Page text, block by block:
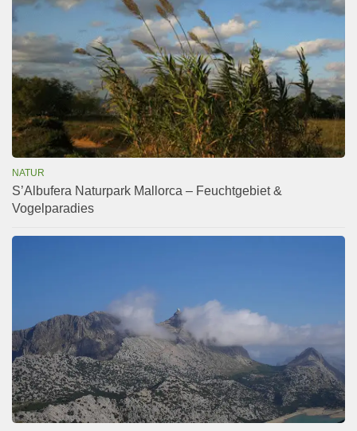
NATUR
S’Albufera Naturpark Mallorca – Feuchtgebiet &
Vogelparadies